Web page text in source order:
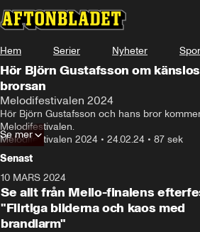
Hem Serier Nyheter
Hör Björn Gustafsson om
brorsan
Melodifestivalen 2024
Hör Björn Gustafsson och hans bror
Melodifestivalen.
Melodifestivalen 2024 • 24.02.24 • 87 sek
Se mer
Senast
10 MARS 2024
Se allt från Mello-finalens
"Flirtiga bilderna och kaos med
brandlarm"